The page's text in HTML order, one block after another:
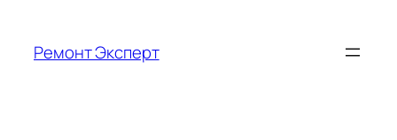
содержимому
Ремонт Эксперт